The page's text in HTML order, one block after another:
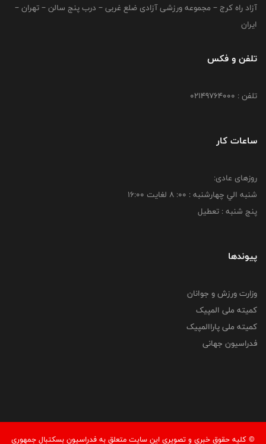
آزاد راه کرج – مجموعه ورزشی آزادی ضلع غربی – درب پنج سالن – تهران –
ایران
تلفن و فکس
تلفن : 02149764000
ساعات کار
روزهای عادی:
شنبه الي چهارشنبه : 00: 8 لغايت 16:00
پنج شنبه : تعطیل
پیوندها
وزارت ورزش و جوانان
کمیته ملی المپیک
کمیته ملی پاراالمپیک
فدراسیون جهانی
© کليه حقوق خبری و تصويری اين سايت متعلق به فدراسیون بسکتبال جمهوری